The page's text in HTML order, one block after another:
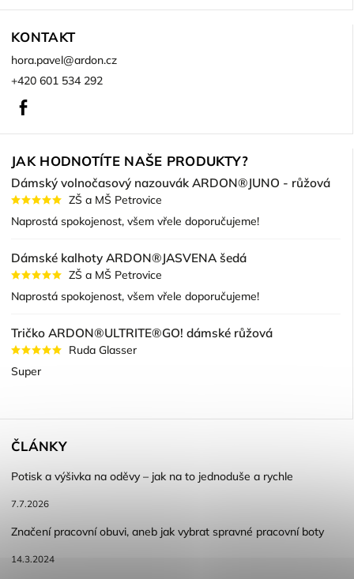
KONTAKT
hora.pavel@ardon.cz
+420 601 534 292
JAK HODNOTÍTE NAŠE PRODUKTY?
Dámský volnočasový nazouvák ARDON®JUNO - růžová
ZŠ a MŠ Petrovice
Naprostá spokojenost, všem vřele doporučujeme!
Dámské kalhoty ARDON®JASVENA šedá
ZŠ a MŠ Petrovice
Naprostá spokojenost, všem vřele doporučujeme!
Tričko ARDON®ULTRITE®GO! dámské růžová
Ruda Glasser
Super
ČLÁNKY
Potisk a výšivka na oděvy – jak na to jednoduše a rychle
7.7.2026
Značení pracovní obuvi, aneb jak vybrat spravné pracovní boty
14.3.2024